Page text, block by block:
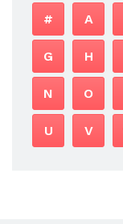
# A
G H
N O
U V